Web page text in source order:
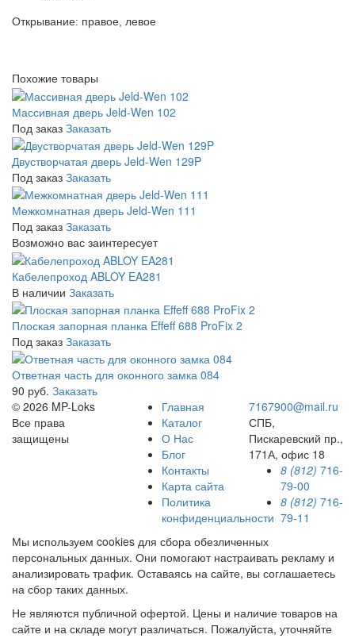
Открывание: правое, левое
Похожие товары
Массивная дверь Jeld-Wen 102
Под заказ Заказать
Двустворчатая дверь Jeld-Wen 129P
Под заказ Заказать
Межкомнатная дверь Jeld-Wen 111
Под заказ Заказать
Возможно вас заинтересует
Кабелепроход ABLOY EA281
В наличии Заказать
Плоская запорная планка Effeff 688 ProFix 2
Под заказ Заказать
Ответная часть для оконного замка 084
90 руб. Заказать
© 2026 MP-Loks
Все права
защищены
Главная
Каталог
О Нас
Блог
Контакты
Карта сайта
Политика
конфиденциальности
7167900@mail.ru
СПБ,
Пискаревский пр.,
171А, офис 18
8 (812) 716-
79-00
8 (812) 716-
79-11
Мы используем cookies для сбора обезличенных
персональных данных. Они помогают настраивать рекламу и
анализировать трафик. Оставаясь на сайте, вы соглашаетесь
на сбор таких данных.
Не являются публичной офертой. Цены и наличие товаров на
сайте и на складе могут различаться. Пожалуйста, уточняйте